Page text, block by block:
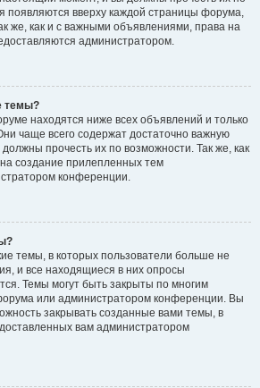
появляются вверху каждой страницы форума,
же, как и с важными объявлениями, права на
администратором.
темы?
находятся ниже всех объявлений и только
чаще всего содержат достаточно важную
прочесть их по возможности. Так же, как
создание прилепленных тем
конференции.
темы, в которых пользователи больше не
и все находящиеся в них опросы
Темы могут быть закрыты по многим
или администратором конференции. Вы
закрывать созданные вами темы, в
вам администратором